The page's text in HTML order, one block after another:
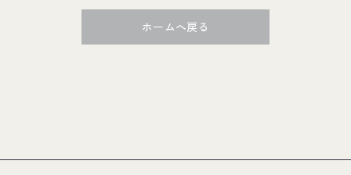
ホームへ戻る